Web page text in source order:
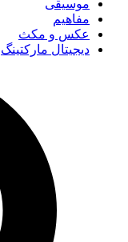
موسیقی
مفاهیم
عکس و مکث
دیجیتال مارکتینگ